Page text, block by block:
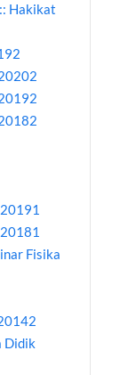
Hakikat
Fisika
Didik